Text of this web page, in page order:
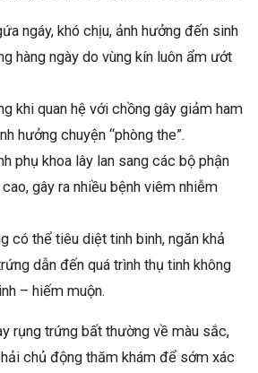
ngáy, khó chịu, ảnh hưởng đến sinh
hàng ngày do vùng kín luôn ẩm ướt
khi quan hệ với chồng gây giảm ham
hưởng chuyện “phòng the”.
phụ khoa lây lan sang các bộ phận
gây ra nhiều bệnh viêm nhiễm
có thể tiêu diệt tinh binh, ngăn khả
dẫn đến quá trình thụ tinh không
– hiếm muộn.
rụng trứng bất thường về màu sắc,
chủ động thăm khám để sớm xác